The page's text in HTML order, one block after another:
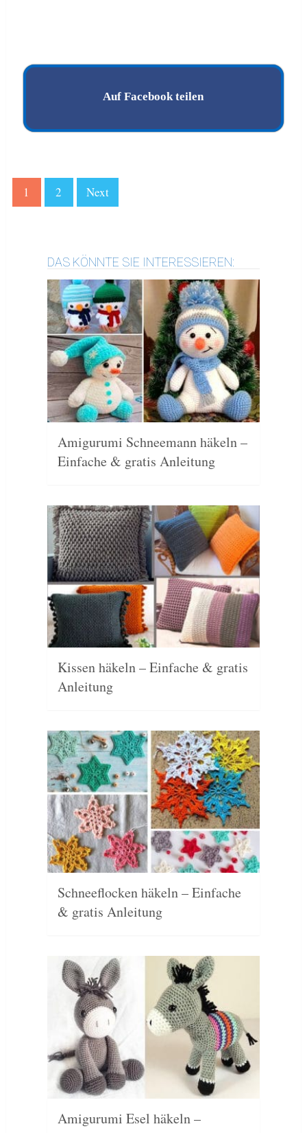
Auf Facebook teilen
1 2 Next
DAS KÖNNTE SIE INTERESSIEREN:
Amigurumi Schneemann häkeln –
Einfache & gratis Anleitung
Kissen häkeln – Einfache & gratis
Anleitung
Schneeflocken häkeln – Einfache
& gratis Anleitung
Amigurumi Esel häkeln –